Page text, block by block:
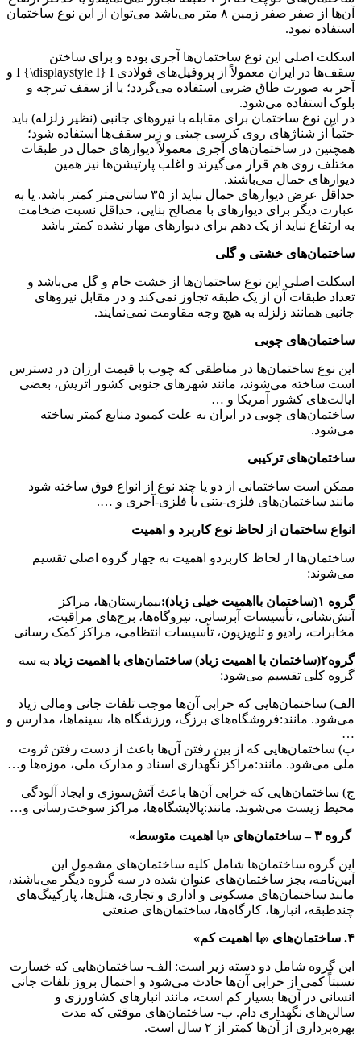
آن‌ها از صفر صفر زمین ۸ متر می‌باشد می‌توان از این نوع ساختمان
نوع ساختمان‌ها آجری بوده و برای ساختن
سقف‌ها در ایران معمولاً از پروفیل‌های فولادی I {\displaystyle I} I و
طاق ضربی استفاده می‌گردد؛ یا از سقف تیرچه و
می‌شود.
برای مقابله با نیروهای جانبی (نظیر زلزله) باید
روی کرسی چینی و زیر سقف‌ها استفاده شود؛
آجری معمولاً دیوارهای حمال در طبقات
قرار می‌گیرند و اغلب پارتیشن‌ها نیز همین
می‌باشند.
حداقل عرض دیوارهای حمال نباید از ۳۵ سانتی‌متر کمتر باشد. یا به
دیوارهای با مصالح بنایی، حداقل نسبت ضخامت
از یک دهم برای دبوارهای مهار نشده کمتر باشد
خشتی و گلی
این نوع ساختمان‌ها از خشت خام و گل می‌باشد و
آن از یک طبقه تجاوز نمی‌کند و در مقابل نیروهای
زلزله به هیچ وجه مقاومت نمی‌نمایند.
چوبی
در مناطقی که چوب با قیمت ارزان در دسترس
مانند شهرهای جنوبی کشور اتریش، بعضی
آمریکا و …
چوبی در ایران به علت کمبود منابع کمتر ساخته
ترکیبی
از دو یا چند نوع از انواع فوق ساخته شود
فلزی-بتنی یا فلزی-آجری و ….
از لحاظ نوع کاربرد و اهمیت
لحاظ کاربردو اهمیت به چهار گروه اصلی تقسیم
بیمارستان‌ها، مراکز
آبرسانی، نیروگاه‌ها، برج‌های مراقبت،
و تلویزیون، تأسیسات انتظامی، مراکز کمک رسانی
به سه
می‌شود:
که خرابی آن‌ها موجب تلفات جانی ومالی زیاد
برزگ، ورزشگاه ها، سینماها، مدارس و
که از بین رفتن آن‌ها باعث از دست رفتن ثروت
نگهداری اسناد و مدارک ملی، موزه‌ها و…
که خرابی آن‌ها باعث آتش‌سوزی و ایجاد آلودگی
مانند:پالایشگاه‌ها، مراکز سوخت‌رسانی و…
شامل کلیه ساختمان‌های مشمول این
ساختمان‌های عنوان شده در سه گروه دیگر می‌باشند،
مسکونی و اداری و تجاری، هتل‌ها، پارکینگ‌های
کارگاه‌ها، ساختمان‌های صنعتی
دو دسته زیر است: الف- ساختمان‌هایی که خسارت
خرابی آن‌ها حادث می‌شود و احتمال بروز تلفات جانی
بسیار کم است، مانند انبارهای کشاورزی و
دام. ب- ساختمان‌های موقتی که مدت
کمتر از ۲ سال است.